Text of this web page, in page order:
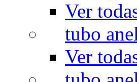
Ver
tubo
Ver